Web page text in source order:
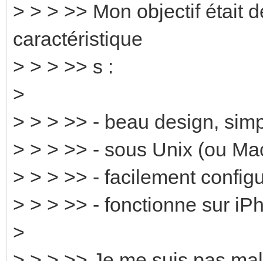
> > > >> Mon objectif était
caractéristique
> > > >> s :
>
> > > >> - beau design,
> > > >> - sous Unix (ou
> > > >> - facilement
> > > >> - fonctionne sur
>